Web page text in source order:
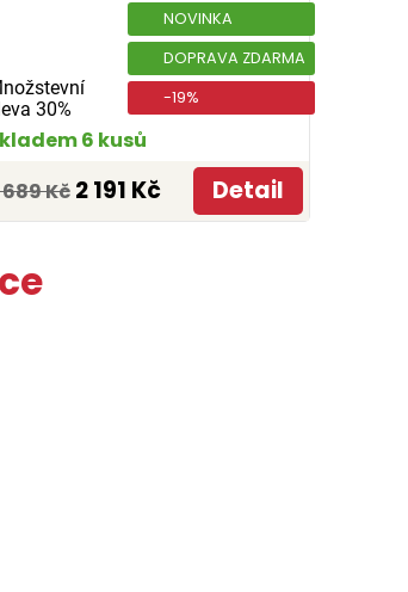
30%
NOVINKA
DOPRAVA ZDARMA
-19%
6 kusů
Kč 2 191 Kč Detail